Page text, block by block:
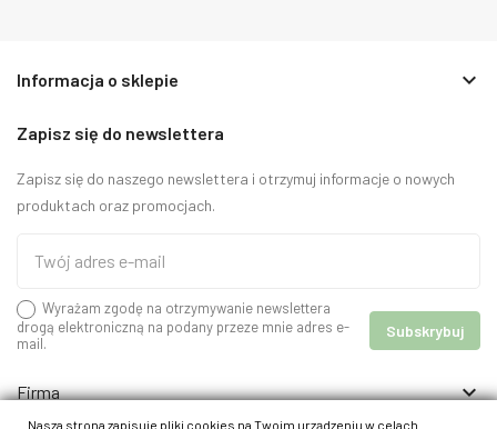
Informacja o sklepie keyboard_arrow_down
Zapisz się do newslettera
Zapisz się do naszego newslettera i otrzymuj informacje o nowych
produktach oraz promocjach.
Wyrażam zgodę na otrzymywanie newslettera
drogą elektroniczną na podany przeze mnie adres e-
mail.
Firma 
Nasza strona zapisuje pliki cookies na Twoim urządzeniu w celach